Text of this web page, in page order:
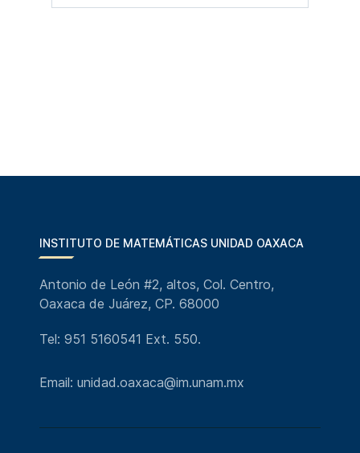
INSTITUTO DE MATEMÁTICAS UNIDAD OAXACA
Antonio de León #2, altos, Col. Centro,
Oaxaca de Juárez, CP. 68000
Tel: 951 5160541 Ext. 550.
Email: unidad.oaxaca@im.unam.mx